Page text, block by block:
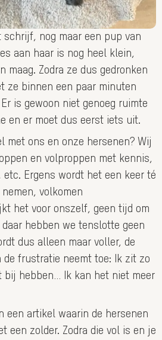
nog maar een pup van
aan haar is nog heel klein,
maag. Zodra ze dus gedronken
ze binnen een paar minuten
is gewoon niet genoeg ruimte
en er moet dus eerst iets uit.
met ons en onze hersenen? Wij
en volproppen met kennis,
Ergens wordt het een keer té
volkomen
het voor onszelf, geen tijd om
hebben we tenslotte geen
dus alleen maar voller, de
de frustratie neemt toe: Ik zit zo
bij hebben… Ik kan het niet meer
een artikel waarin de hersenen
een zolder. Zodra die vol is en je